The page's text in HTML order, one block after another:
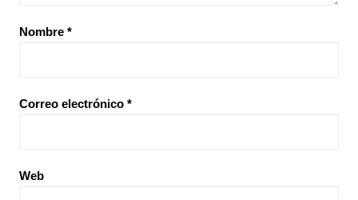
Nombre *
Correo electrónico *
Web